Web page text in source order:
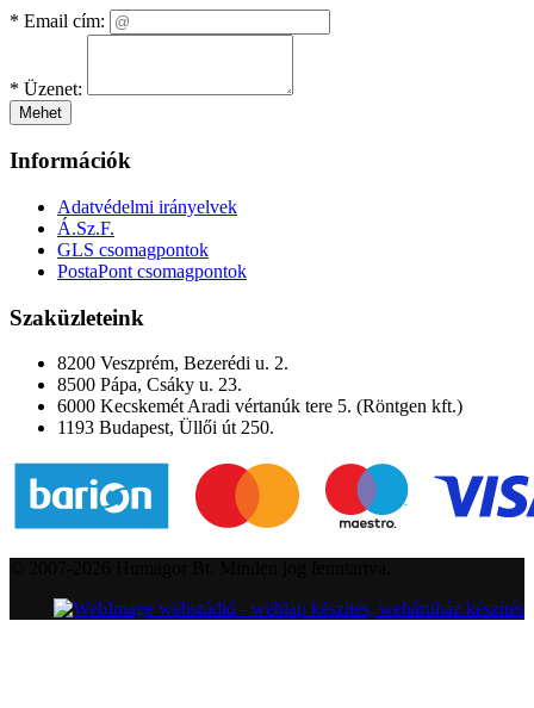
* Email cím:
* Üzenet:
Mehet
Információk
Adatvédelmi irányelvek
Á.Sz.F.
GLS csomagpontok
PostaPont csomagpontok
Szaküzleteink
8200 Veszprém, Bezerédi u. 2.
8500 Pápa, Csáky u. 23.
6000 Kecskemét Aradi vértanúk tere 5. (Röntgen kft.)
1193 Budapest, Üllői út 250.